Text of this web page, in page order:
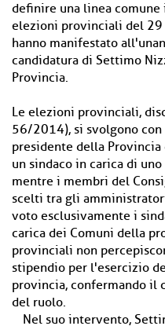
definire una linea
elezioni provinciali del
hanno manifestato
candidatura di Settimo
Provincia.
Le elezioni provinciali,
56/2014), si svolgono
presidente della Provincia
un sindaco in carica di
mentre i membri del
scelti tra gli
voto esclusivamente i
carica dei Comuni della
provinciali non
stipendio per l'esercizio
provincia, confermando il
del ruolo.
Nel suo intervento,